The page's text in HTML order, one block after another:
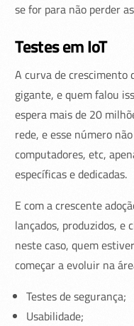
se for para não perder
Testes em IoT
A curva de crescimento
gigante, e quem falou
espera mais de 20
rede, e esse número
computadores, etc,
específicas e dedicadas.
E com a crescente
lançados, produzidos, e
neste caso, quem
começar a evoluir na
Testes de segurança;
Usabilidade;